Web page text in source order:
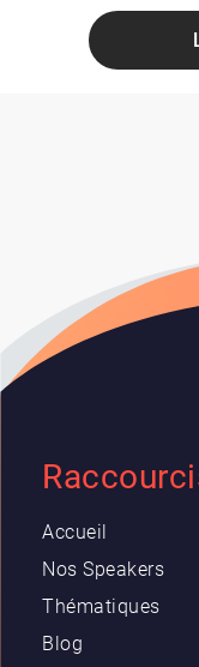
Accueil
Nos Speakers
Thématiques
Blog